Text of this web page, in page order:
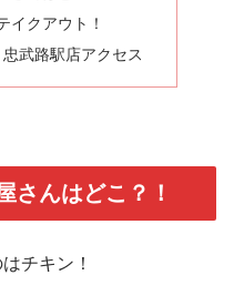
イクアウト！
武路駅店アクセス
さんはどこ？！
チキン！